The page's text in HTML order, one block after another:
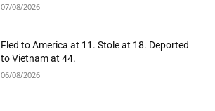
07/08/2026
Fled to America at 11. Stole at 18. Deported
to Vietnam at 44.
06/08/2026